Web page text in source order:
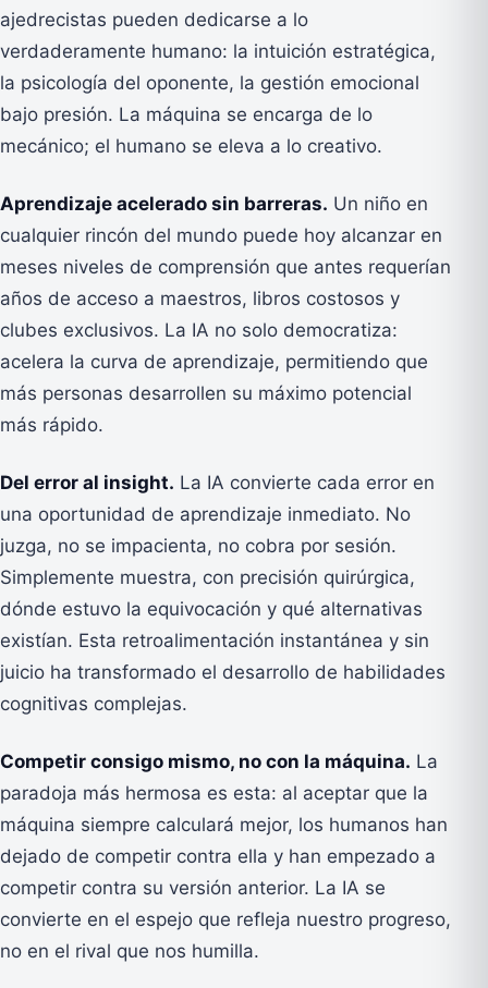
ajedrecistas pueden dedicarse a lo
verdaderamente humano: la intuición estratégica,
la psicología del oponente, la gestión emocional
bajo presión. La máquina se encarga de lo
mecánico; el humano se eleva a lo creativo.
Aprendizaje acelerado sin barreras. Un niño en
cualquier rincón del mundo puede hoy alcanzar en
meses niveles de comprensión que antes requerían
años de acceso a maestros, libros costosos y
clubes exclusivos. La IA no solo democratiza:
acelera la curva de aprendizaje, permitiendo que
más personas desarrollen su máximo potencial
más rápido.
Del error al insight. La IA convierte cada error en
una oportunidad de aprendizaje inmediato. No
juzga, no se impacienta, no cobra por sesión.
Simplemente muestra, con precisión quirúrgica,
dónde estuvo la equivocación y qué alternativas
existían. Esta retroalimentación instantánea y sin
juicio ha transformado el desarrollo de habilidades
cognitivas complejas.
Competir consigo mismo, no con la máquina. La
paradoja más hermosa es esta: al aceptar que la
máquina siempre calculará mejor, los humanos han
dejado de competir contra ella y han empezado a
competir contra su versión anterior. La IA se
convierte en el espejo que refleja nuestro progreso,
no en el rival que nos humilla.